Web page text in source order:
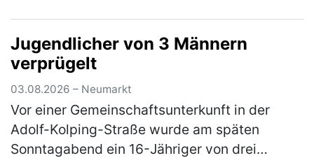
(mehr)
Jugendlicher von 3 Männern
verprügelt
03.08.2026 – Neumarkt
Vor einer Gemeinschaftsunterkunft in der
Adolf-Kolping-Straße wurde am späten
Sonntagabend ein 16-Jähriger von drei